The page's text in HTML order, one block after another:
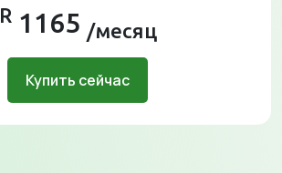
R1165 /месяц
Купить сейчас